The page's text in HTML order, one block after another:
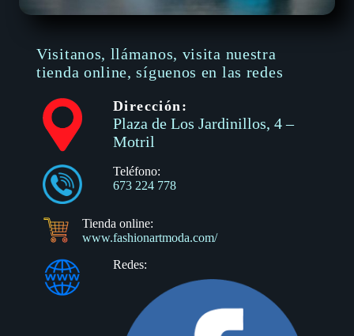
Visitanos, llámanos, visita nuestra
tienda online, síguenos en las redes
Dirección:
Plaza de Los Jardinillos, 4 –
Motril
Teléfono:
673 224 778
Tienda online:
www.fashionartmoda.com/
Redes: